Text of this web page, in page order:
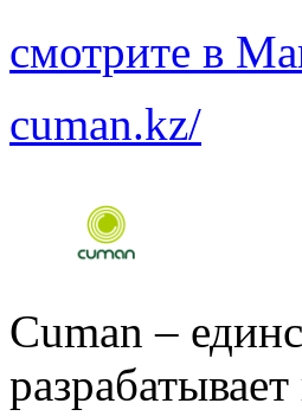
смотрите в
cuman.kz/
Cuman –